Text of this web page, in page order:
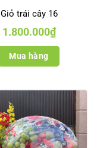
Giỏ trái cây 16
1.800.000₫
Mua hàng